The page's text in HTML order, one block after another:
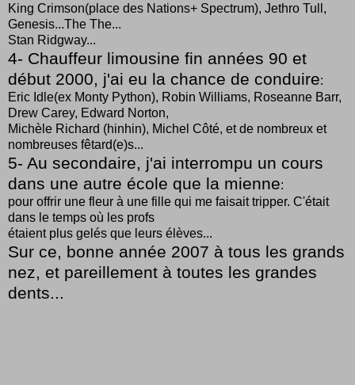
King Crimson(place des Nations+ Spectrum), Jethro Tull,
Genesis...The The...
Stan Ridgway...
4- Chauffeur limousine fin années 90 et
début 2000, j'ai eu la chance de conduire:
Eric Idle(ex Monty Python), Robin Williams, Roseanne Barr,
Drew Carey, Edward Norton,
Michèle Richard (hinhin), Michel Côté, et de nombreux et
nombreuses fêtard(e)s...
5- Au secondaire, j'ai interrompu un cours
dans une autre école que la mienne:
pour offrir une fleur à une fille qui me faisait tripper. C'était
dans le temps où les profs
étaient plus gelés que leurs élèves...
Sur ce, bonne année 2007 à tous les grands
nez, et pareillement à toutes les grandes
dents...